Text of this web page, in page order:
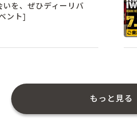
を、ぜひディーリバ
ント]
もっと見る